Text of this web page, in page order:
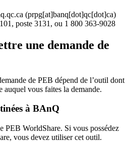
(prpg[at]banq[dot]qc[dot]ca)
poste 3131, ou 1 800 363-9028
une demande de
de PEB dépend de l’outil dont
auquel vous faites la demande.
à BAnQ
PEB WorldShare. Si vous possédez
vous devez utiliser cet outil.